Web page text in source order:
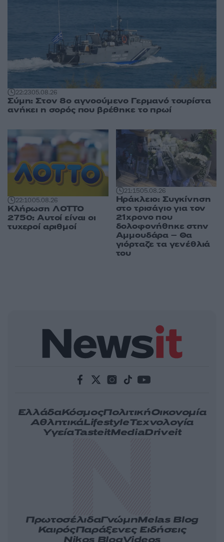
22:2305.08.26
Σύμη: Στον 8ο αγνοούμενο Γερμανό τουρίστα
ανήκει η σορός που βρέθηκε το πρωί
22:1005.08.26
Κλήρωση ΛΟΤΤΟ
2750: Αυτοί είναι οι
τυχεροί αριθμοί
21:1505.08.26
Ηράκλειο: Συγκίνηση
στο τρισάγιο για τον
21χρονο που
δολοφονήθηκε στην
Αμμουδάρα – Θα
γιόρταζε τα γενέθλιά
του
ΕλλάδαΚόσμοςΠολιτικήΟικονομία
ΑθλητικάLifestyleΤεχνολογία
ΥγείαTasteitMediaDriveit
ΠρωτοσέλιδαΓνώμηMelas Blog
ΚαιρόςΠαράξενες Ειδήσεις